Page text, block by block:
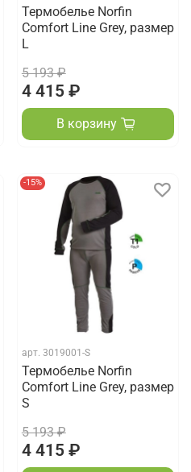
Термобелье Norfin
Comfort Line Grey, размер
L
5 193 ₽
4 415 ₽
В корзину
-15%
арт. 3019001-S
Термобелье Norfin
Comfort Line Grey, размер
S
5 193 ₽
4 415 ₽